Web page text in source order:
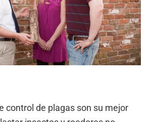
control de plagas son su mejor